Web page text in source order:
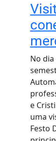
No
e
uma
Festo